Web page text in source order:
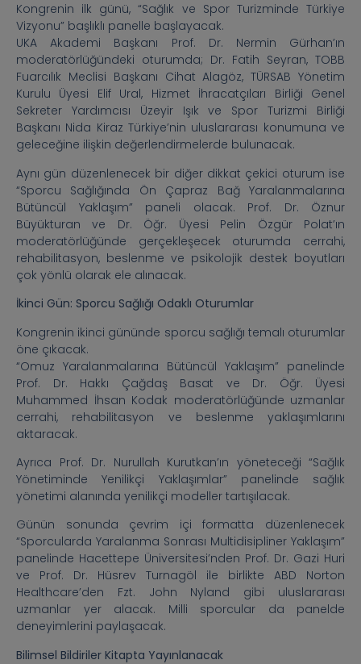
Kongrenin ilk günü, “Sağlık ve Spor Turizminde Türkiye
Vizyonu” başlıklı panelle başlayacak.
UKA Akademi Başkanı Prof. Dr. Nermin Gürhan’ın
moderatörlüğündeki oturumda; Dr. Fatih Seyran, TOBB
Fuarcılık Meclisi Başkanı Cihat Alagöz, TÜRSAB Yönetim
Kurulu Üyesi Elif Ural, Hizmet İhracatçıları Birliği Genel
Sekreter Yardımcısı Üzeyir Işık ve Spor Turizmi Birliği
Başkanı Nida Kiraz Türkiye’nin uluslararası konumuna ve
geleceğine ilişkin değerlendirmelerde bulunacak.
Aynı gün düzenlenecek bir diğer dikkat çekici oturum ise
“Sporcu Sağlığında Ön Çapraz Bağ Yaralanmalarına
Bütüncül Yaklaşım” paneli olacak. Prof. Dr. Öznur
Büyükturan ve Dr. Öğr. Üyesi Pelin Özgür Polat’ın
moderatörlüğünde gerçekleşecek oturumda cerrahi,
rehabilitasyon, beslenme ve psikolojik destek boyutları
çok yönlü olarak ele alınacak.
İkinci Gün: Sporcu Sağlığı Odaklı Oturumlar
Kongrenin ikinci gününde sporcu sağlığı temalı oturumlar
öne çıkacak.
“Omuz Yaralanmalarına Bütüncül Yaklaşım” panelinde
Prof. Dr. Hakkı Çağdaş Basat ve Dr. Öğr. Üyesi
Muhammed İhsan Kodak moderatörlüğünde uzmanlar
cerrahi, rehabilitasyon ve beslenme yaklaşımlarını
aktaracak.
Ayrıca Prof. Dr. Nurullah Kurutkan’ın yöneteceği “Sağlık
Yönetiminde Yenilikçi Yaklaşımlar” panelinde sağlık
yönetimi alanında yenilikçi modeller tartışılacak.
Günün sonunda çevrim içi formatta düzenlenecek
“Sporcularda Yaralanma Sonrası Multidisipliner Yaklaşım”
panelinde Hacettepe Üniversitesi’nden Prof. Dr. Gazi Huri
ve Prof. Dr. Hüsrev Turnagöl ile birlikte ABD Norton
Healthcare’den Fzt. John Nyland gibi uluslararası
uzmanlar yer alacak. Milli sporcular da panelde
deneyimlerini paylaşacak.
Bilimsel Bildiriler Kitapta Yayınlanacak